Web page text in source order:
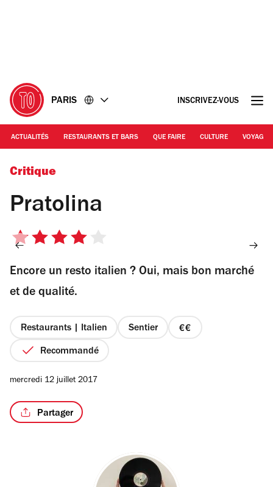
PARIS INSCRIVEZ-VOUS
ACTUALITÉS RESTAURANTS ET BARS QUE FAIRE CULTURE VOYAGE
© Nicolas Hecht
Critique
Pratolina
4
5
étoiles
Encore un resto italien ? Oui, mais bon marché
et de qualité.
Restaurants | Italien Sentier
prix
Recommandé
mercredi 12 juillet 2017
Partager